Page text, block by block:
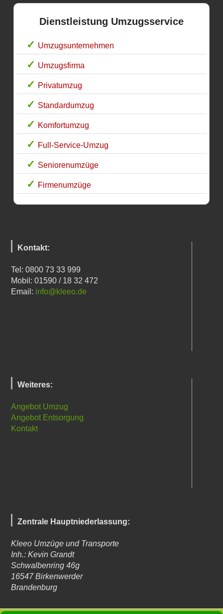
Dienstleistung Umzugsservice
Umzugsunternehmen
Umzugsfirma
Privatumzug
Standardumzug
Komfortumzug
Full-Service-Umzug
Seniorenumzüge
Firmenumzüge
Kontakt:
Tel: 0800 73 33 999
Mobil: 01590 / 18 32 472
Email: info@kleeo.de
Weiteres:
Angebot Umzug
Angebot Entsorgung
Kontakt
Zentrale Hauptniederlassung:
Kleeo Umzüge und Transporte
Inh.: Kevin Grandt
Schwalbenring 46g
16547 Birkenwerder
Brandenburg